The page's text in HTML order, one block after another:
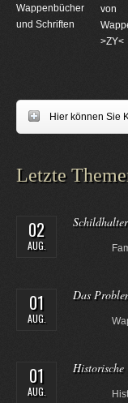
Wappenbücher
und Schriften
von
>ZY<
Hier können Sie
Letzte
02
AUG.
Schildhalter
01
AUG.
Das
01
AUG.
Historische